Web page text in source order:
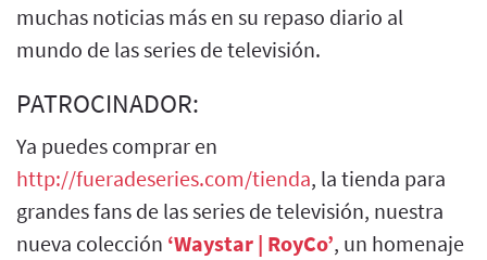
muchas noticias más en su repaso diario al
mundo de las series de televisión.
PATROCINADOR:
Ya puedes comprar en
http://fueradeseries.com/tienda, la tienda para
grandes fans de las series de televisión, nuestra
nueva colección ‘Waystar | RoyCo’, un homenaje